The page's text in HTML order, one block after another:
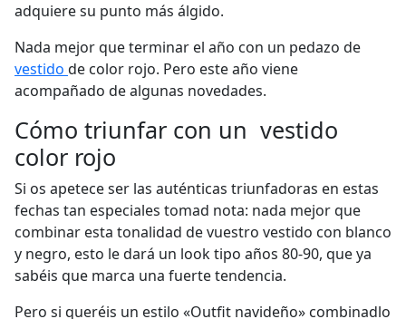
adquiere su punto más álgido.
Nada mejor que terminar el año con un pedazo de
vestido de color rojo. Pero este año viene
acompañado de algunas novedades.
Cómo triunfar con un vestido
color rojo
Si os apetece ser las auténticas triunfadoras en estas
fechas tan especiales tomad nota: nada mejor que
combinar esta tonalidad de vuestro vestido con blanco
y negro, esto le dará un look tipo años 80-90, que ya
sabéis que marca una fuerte tendencia.
Pero si queréis un estilo «Outfit navideño» combinadlo